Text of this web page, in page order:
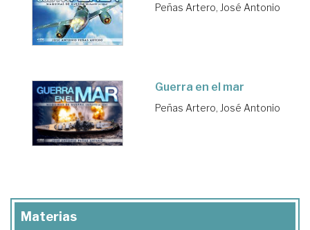
Peñas Artero, José Antonio
Guerra en el mar
Peñas Artero, José Antonio
Materias